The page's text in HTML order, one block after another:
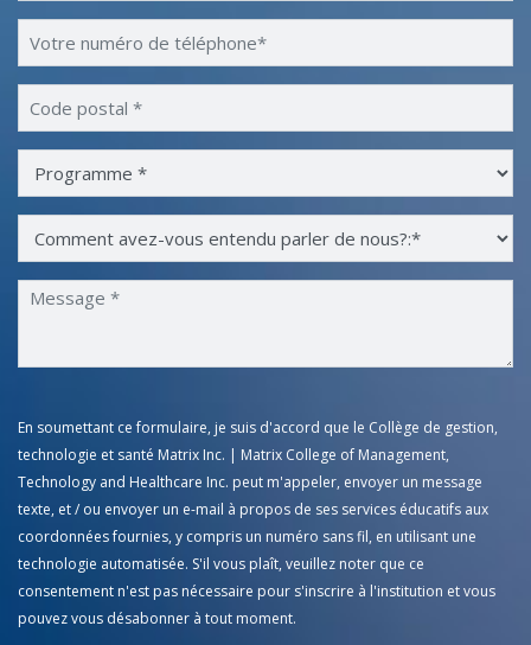
En soumettant ce formulaire, je suis d'accord que le Collège de gestion,
technologie et santé Matrix Inc. | Matrix College of Management,
Technology and Healthcare Inc. peut m'appeler, envoyer un message
texte, et / ou envoyer un e-mail à propos de ses services éducatifs aux
coordonnées fournies, y compris un numéro sans fil, en utilisant une
technologie automatisée. S'il vous plaît, veuillez noter que ce
consentement n'est pas nécessaire pour s'inscrire à l'institution et vous
pouvez vous désabonner à tout moment.